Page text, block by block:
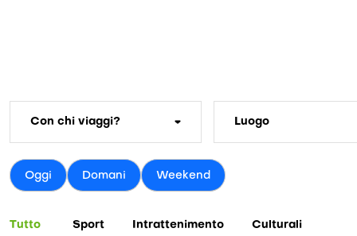
Oggi Domani Weekend
Tutto Sport Intrattenimento Culturali